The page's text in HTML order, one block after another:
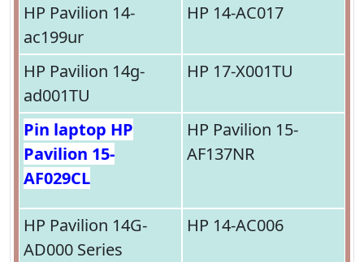
HP Pavilion 14-
ac199ur
HP 14-AC017
HP Pavilion 14g-
ad001TU
HP 17-X001TU
Pin laptop HP
Pavilion 15-
AF029CL
HP Pavilion 15-
AF137NR
HP Pavilion 14G-
AD000 Series
HP 14-AC006